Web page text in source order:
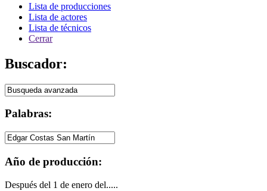
Lista de producciones
Lista de actores
Lista de técnicos
Cerrar
Buscador:
Palabras:
Año de producción:
Después del 1 de enero del.....